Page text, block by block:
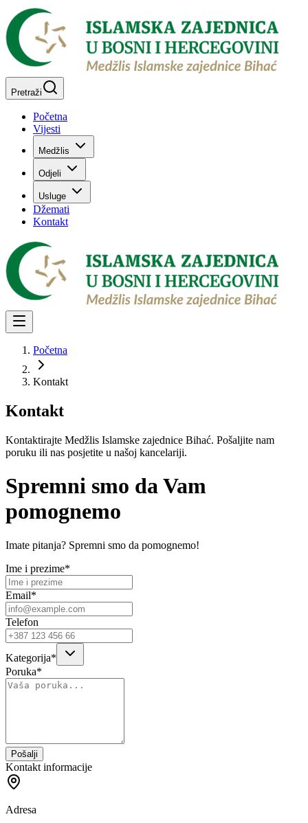
Pretraži
Početna
Vijesti
Medžlis
Odjeli
Usluge
Džemati
Kontakt
Početna
Kontakt
Kontakt
Kontaktirajte Medžlis Islamske zajednice Bihać. Pošaljite nam
poruku ili nas posjetite u našoj kancelariji.
Spremni smo da Vam
pomognemo
Imate pitanja? Spremni smo da pomognemo!
Ime i prezime*
Email*
Telefon
Kategorija*
Poruka*
Pošalji
Kontakt informacije
Adresa